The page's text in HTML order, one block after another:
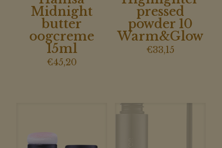
Midnight
butter
oogcreme
15ml
€45,20
pressed
powder 10
Warm&Glow
€33,15